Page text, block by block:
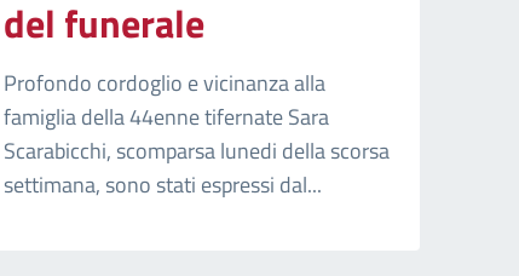
del funerale
Profondo cordoglio e vicinanza alla
famiglia della 44enne tifernate Sara
Scarabicchi, scomparsa lunedi della scorsa
settimana, sono stati espressi dal...